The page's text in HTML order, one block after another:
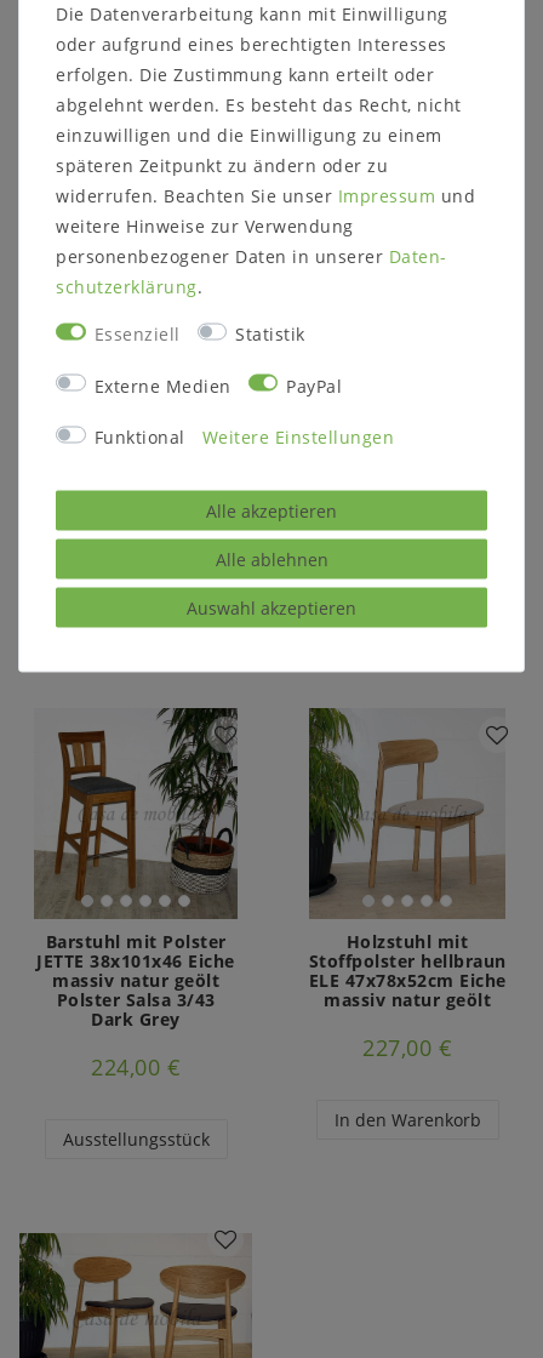
Abholung
UVP 354,00 €
275,00 €
Ausstellungsstück
brown
UVP 285,00 €
244,00 €
Ausstellungsstück
Armlehnstuhl mit
Wildeiche bianco
geölt, Stoff grau
Ausstellungsstück
Armlehnestuhl mit
massiv natur geölt
UVP 323,00 €
Ausstellungsstück
Barstuhl mit Polster
JETTE 38x101x46 Eiche
massiv natur geölt
Polster Salsa 3/43
Dark Grey
224,00 €
Ausstellungsstück
Holzstuhl mit
Stoffpolster hellbraun
ELE 47x78x52cm Eiche
massiv natur geölt
227,00 €
In den Warenkorb
Die Datenverarbeitung kann mit Einwilligung
oder aufgrund eines berechtigten Interesses
erfolgen. Die Zustimmung kann erteilt oder
abgelehnt werden. Es besteht das Recht, nicht
einzuwilligen und die Einwilligung zu einem
späteren Zeitpunkt zu ändern oder zu
widerrufen. Beachten Sie unser Impressum und
weitere Hinweise zur Verwendung
personenbezogener Daten in unserer Daten­
schutz­erklärung.
Essenziell Statistik
Externe Medien PayPal
Funktional Weitere Einstellungen
Alle akzeptieren
Alle ablehnen
Auswahl akzeptieren